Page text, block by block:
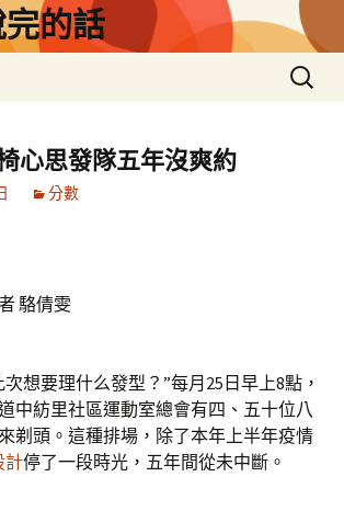
的話
搜
尋
心思發隊五年沒爽約
分數
駱倩雯
要理什么發型？”每月25日早上8點，
中紡里社區運動室總會有四、五十位八
剃頭。這種排場，除了本年上半年疫情
計停了一段時光，五年間從未中斷。